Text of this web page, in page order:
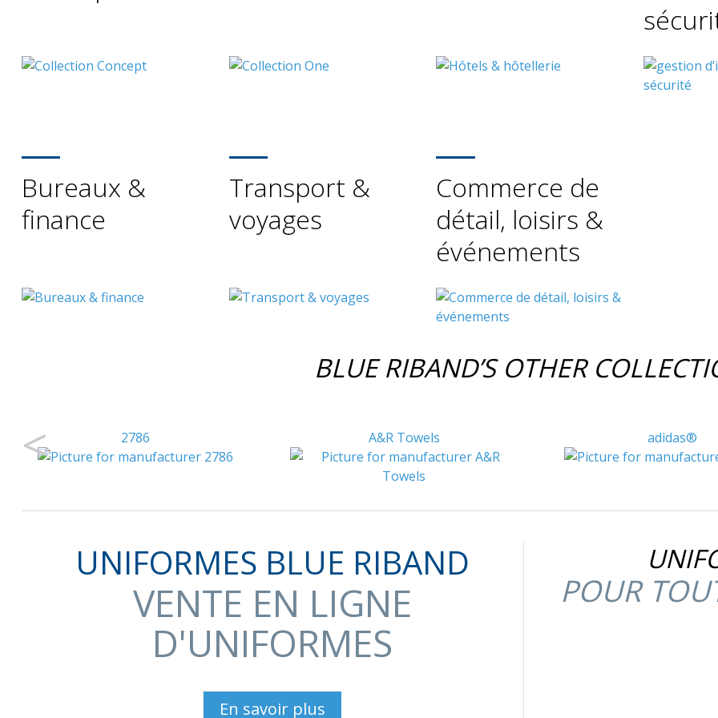
Bureaux &
finance
Transport &
voyages
Commerce de
détail, loisirs &
événements
BLUE RIBAND’S OTHER
2786 A&R Towels adidas®
<
UNIFORMES BLUE RIBAND
VENTE EN LIGNE
D'UNIFORMES
En savoir plus
POUR